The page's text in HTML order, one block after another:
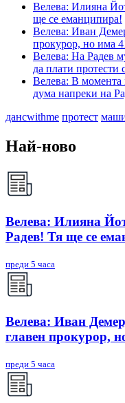
Велева: Илияна
ще се еманципира!
Велева: Иван
прокурор, но има
Велева: На Радев
да плати протести
Велева: В момента
дума напреки на
дансwithme протест
Най-ново
Велева: Илияна
Радев! Тя ще се
преди 5 часа
Велева: Иван
главен прокурор,
преди 5 часа